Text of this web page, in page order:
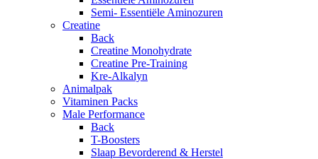
Semi- Essentiële Aminozuren
Creatine
Back
Creatine Monohydrate
Creatine Pre-Training
Kre-Alkalyn
Animalpak
Vitaminen Packs
Male Performance
Back
T-Boosters
Slaap Bevorderend & Herstel